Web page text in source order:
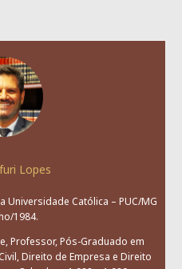
Lopes
Universidade Católica – PUC/MG
1984.
Professor, Pós-Graduado em
Direito de Empresa e Direito